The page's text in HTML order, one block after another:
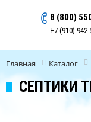
8 (800)
+7 (910) 942-
Главная Каталог
СЕПТИКИ